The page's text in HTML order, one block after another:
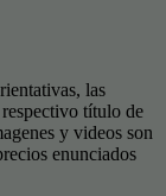
las
respectivo título de
y videos son
enunciados